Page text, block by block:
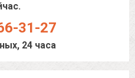
31-27
24 часа